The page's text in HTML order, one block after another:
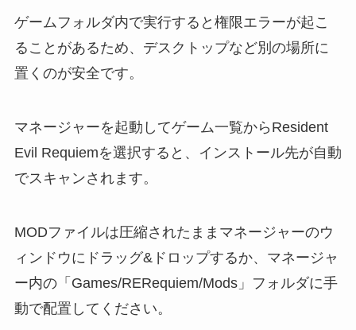
ゲームフォルダ内で実行すると権限エラーが起こ
ることがあるため、デスクトップなど別の場所に
置くのが安全です。
マネージャーを起動してゲーム一覧からResident
Evil Requiemを選択すると、インストール先が自動
でスキャンされます。
MODファイルは圧縮されたままマネージャーのウ
ィンドウにドラッグ&ドロップするか、マネージャ
ー内の「Games/RERequiem/Mods」フォルダに手
動で配置してください。